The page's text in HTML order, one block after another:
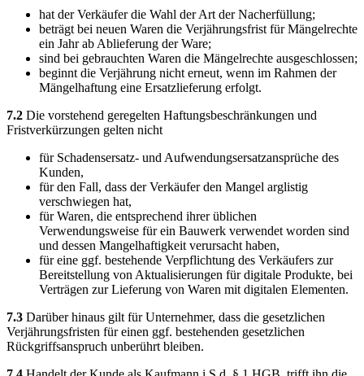
hat der Verkäufer die Wahl der Art der Nacherfüllung;
beträgt bei neuen Waren die Verjährungsfrist für Mängelrechte
ein Jahr ab Ablieferung der Ware;
sind bei gebrauchten Waren die Mängelrechte ausgeschlossen;
beginnt die Verjährung nicht erneut, wenn im Rahmen der
Mängelhaftung eine Ersatzlieferung erfolgt.
7.2 Die vorstehend geregelten Haftungsbeschränkungen und
Fristverkürzungen gelten nicht
für Schadensersatz- und Aufwendungsersatzansprüche des
Kunden,
für den Fall, dass der Verkäufer den Mangel arglistig
verschwiegen hat,
für Waren, die entsprechend ihrer üblichen
Verwendungsweise für ein Bauwerk verwendet worden sind
und dessen Mangelhaftigkeit verursacht haben,
für eine ggf. bestehende Verpflichtung des Verkäufers zur
Bereitstellung von Aktualisierungen für digitale Produkte, bei
Verträgen zur Lieferung von Waren mit digitalen Elementen.
7.3 Darüber hinaus gilt für Unternehmer, dass die gesetzlichen
Verjährungsfristen für einen ggf. bestehenden gesetzlichen
Rückgriffsanspruch unberührt bleiben.